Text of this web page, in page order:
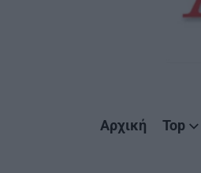
Αρχική Top